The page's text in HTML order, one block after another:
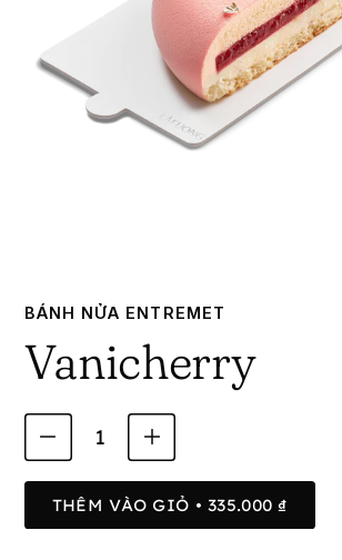
BÁNH NỬA ENTREMET
Vanicherry
1
THÊM VÀO GIỎ • 335.000 ₫